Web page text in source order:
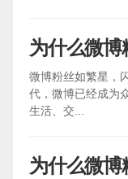
为什么微博
微博粉丝如繁星，
代，微博已经成为
生活、交...
为什么微